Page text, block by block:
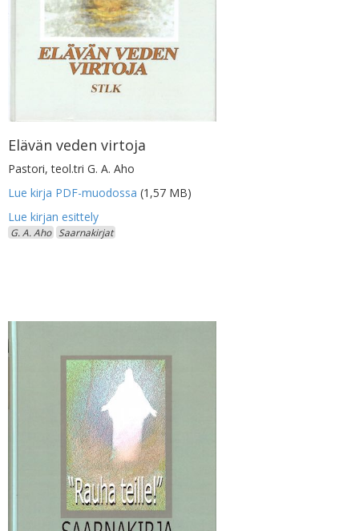
Elävän veden virtoja
Pastori, teol.tri G. A. Aho
Lue kirja PDF-muodossa (1,57 MB)
G. A. Aho Saarnakirjat